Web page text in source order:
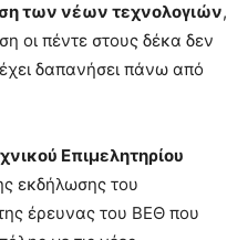
των νέων τεχνολογιών,
οι πέντε στους δέκα δεν
δαπανήσει πάνω από
Επιμελητηρίου
εκδήλωσης του
έρευνας του ΒΕΘ που